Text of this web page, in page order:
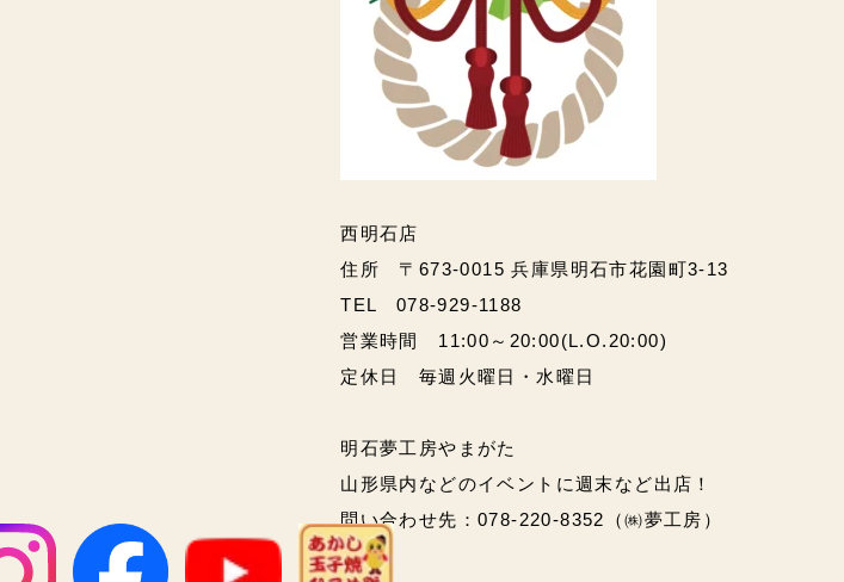
西明石店
住所 〒673-0015 兵庫県明石市花園町3-13
TEL 078-929-1188
営業時間 11:00～20:00(L.O.20:00)
定休日 毎週火曜日・水曜日
明石夢工房やまがた
山形県内などのイベントに週末など出店！
問い合わせ先：078-220-8352（㈱夢工房）